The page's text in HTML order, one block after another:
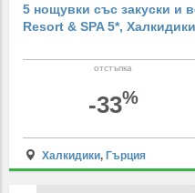
5 нощувки със закуски и
Resort & SPA 5*,
отстъпка
-33%
Халкидики, Гърция